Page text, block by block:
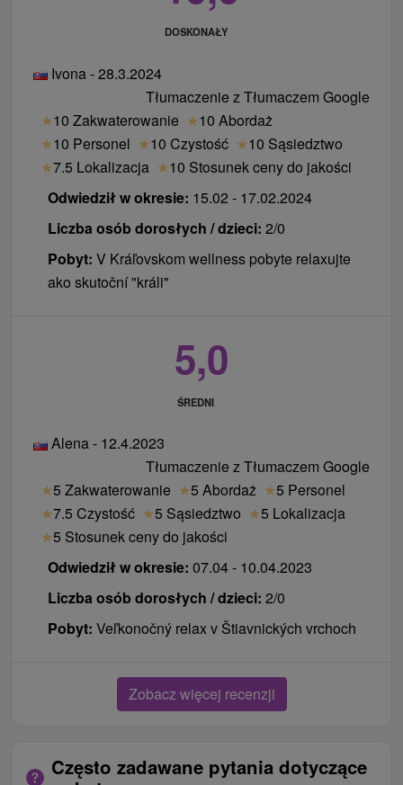
DOSKONAŁY
Ivona - 28.3.2024
Tłumaczenie z Tłumaczem Google
★10 Zakwaterowanie ★10 Abordaż
★10 Personel ★10 Czystość ★10 Sąsiedztwo
★7.5 Lokalizacja ★10 Stosunek ceny do jakości
Odwiedził w okresie: 15.02 - 17.02.2024
Liczba osób dorosłych / dzieci: 2/0
Pobyt: V Kráľovskom wellness pobyte relaxujte
ako skutoční "králi"
5,0
ŚREDNI
Alena - 12.4.2023
Tłumaczenie z Tłumaczem Google
★5 Zakwaterowanie ★5 Abordaż ★5 Personel
★7.5 Czystość ★5 Sąsiedztwo ★5 Lokalizacja
★5 Stosunek ceny do jakości
Odwiedził w okresie: 07.04 - 10.04.2023
Liczba osób dorosłych / dzieci: 2/0
Pobyt: Veľkonočný relax v Štiavnických vrchoch
Zobacz więcej recenzji
Często zadawane pytania dotyczące